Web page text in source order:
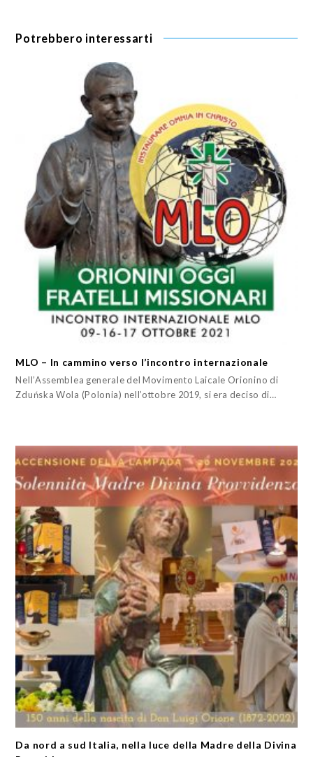
Potrebbero interessarti
MLO – In cammino verso l’incontro internazionale
Nell’Assemblea generale del Movimento Laicale Orionino di
Zduńska Wola (Polonia) nell’ottobre 2019, si era deciso di…
Da nord a sud Italia, nella luce della Madre della Divina